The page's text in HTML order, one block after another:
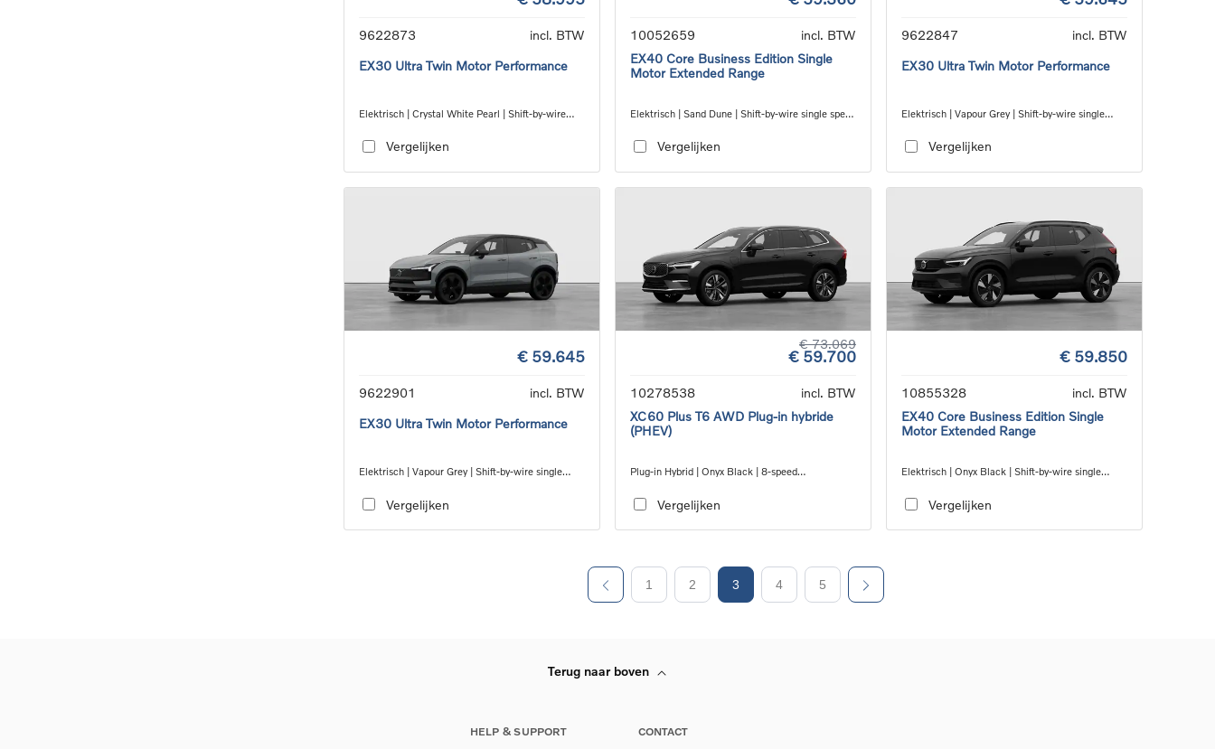
9622873
incl. BTW
EX30 Ultra Twin Motor Performance
Elektrisch | Crystal White Pearl | Shift-by-wire
Vergelijken
10052659
incl. BTW
EX40 Core Business Edition Single
Motor Extended Range
Elektrisch | Sand Dune | Shift-by-wire single speed
Vergelijken
9622847
incl. BTW
EX30 Ultra Twin Motor Performance
Elektrisch | Vapour Grey | Shift-by-wire single
Vergelijken
€ 59.645
9622901
incl. BTW
EX30 Ultra Twin Motor Performance
Elektrisch | Vapour Grey | Shift-by-wire single
Vergelijken
€ 73.069
€ 59.700
10278538
incl. BTW
XC60 Plus T6 AWD Plug-in hybride
(PHEV)
Plug-in Hybrid | Onyx Black | 8-speed
Vergelijken
€ 59.850
10855328
incl. BTW
EX40 Core Business Edition Single
Motor Extended Range
Elektrisch | Onyx Black | Shift-by-wire single
Vergelijken
1 2 3 4 5
Terug naar boven
HELP & SUPPORT CONTACT